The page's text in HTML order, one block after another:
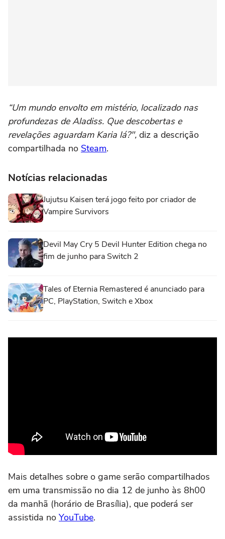
“Um mundo envolto em mistério, localizado nas
profundezas de Aladiss. Que descobertas e
revelações aguardam Karia lá?", diz a descrição
compartilhada no Steam.
Notícias relacionadas
Jujutsu Kaisen terá jogo feito por criador de
Vampire Survivors
Devil May Cry 5 Devil Hunter Edition chega no
fim de junho para Switch 2
Tales of Eternia Remastered é anunciado para
PC, PlayStation, Switch e Xbox
Mais detalhes sobre o game serão compartilhados
em uma transmissão no dia 12 de junho às 8h00
da manhã (horário de Brasília), que poderá ser
assistida no YouTube.